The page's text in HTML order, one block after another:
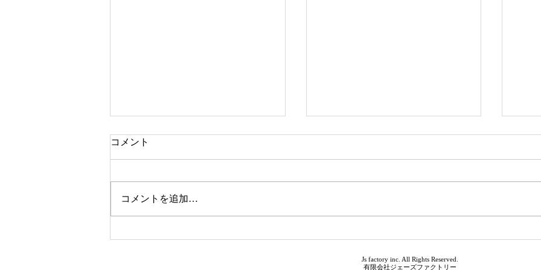
デザインの仕事
お
コメント
コメントを追加…
Js factory inc. All Rights Reserved.
有限会社ジェーズファクトリー